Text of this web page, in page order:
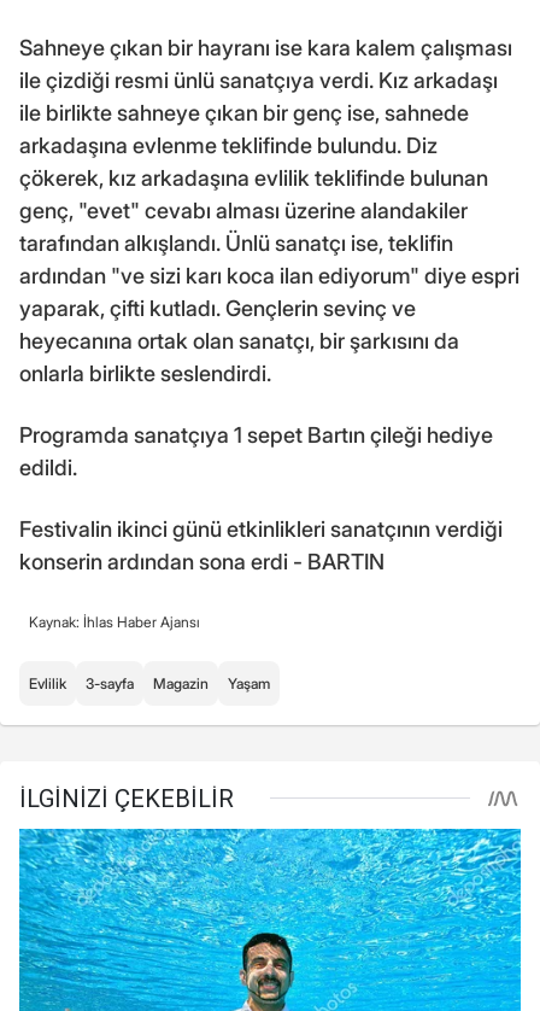
Sahneye çıkan bir hayranı ise kara kalem çalışması
ile çizdiği resmi ünlü sanatçıya verdi. Kız arkadaşı
ile birlikte sahneye çıkan bir genç ise, sahnede
arkadaşına evlenme teklifinde bulundu. Diz
çökerek, kız arkadaşına evlilik teklifinde bulunan
genç, "evet" cevabı alması üzerine alandakiler
tarafından alkışlandı. Ünlü sanatçı ise, teklifin
ardından "ve sizi karı koca ilan ediyorum" diye espri
yaparak, çifti kutladı. Gençlerin sevinç ve
heyecanına ortak olan sanatçı, bir şarkısını da
onlarla birlikte seslendirdi.
Programda sanatçıya 1 sepet Bartın çileği hediye
edildi.
Festivalin ikinci günü etkinlikleri sanatçının verdiği
konserin ardından sona erdi - BARTIN
Kaynak: İhlas Haber Ajansı
Evlilik 3-sayfa Magazin Yaşam